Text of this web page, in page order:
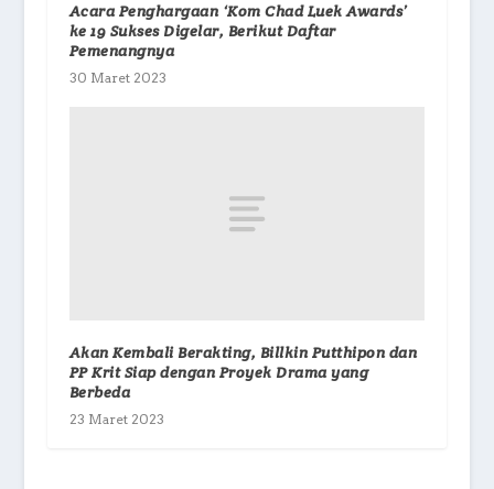
Acara Penghargaan ‘Kom Chad Luek Awards’
ke 19 Sukses Digelar, Berikut Daftar
Pemenangnya
30 Maret 2023
Akan Kembali Berakting, Billkin Putthipon dan
PP Krit Siap dengan Proyek Drama yang
Berbeda
23 Maret 2023